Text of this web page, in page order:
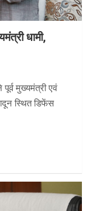
धामी,
मुख्यमंत्री एवं
स्थित डिफेंस